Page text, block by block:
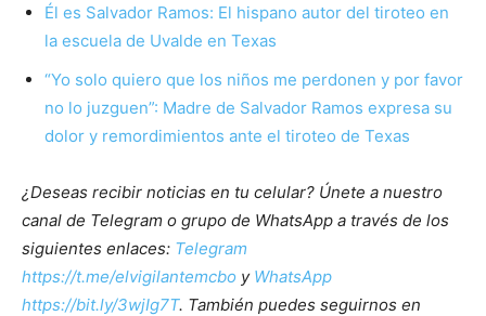
Él es Salvador Ramos: El hispano autor del tiroteo en
la escuela de Uvalde en Texas
“Yo solo quiero que los niños me perdonen y por favor
no lo juzguen”: Madre de Salvador Ramos expresa su
dolor y remordimientos ante el tiroteo de Texas
¿Deseas recibir noticias en tu celular? Únete a nuestro
canal de Telegram o grupo de WhatsApp a través de los
siguientes enlaces: Telegram
https://t.me/elvigilantemcbo y WhatsApp
https://bit.ly/3wjIg7T. También puedes seguirnos en